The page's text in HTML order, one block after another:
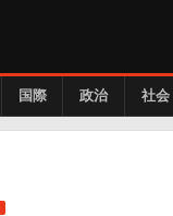
国際 政治 社会